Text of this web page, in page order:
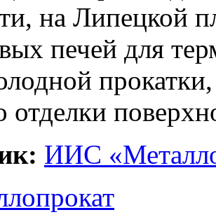
на Липецкой
печей для
отделки
ИИС